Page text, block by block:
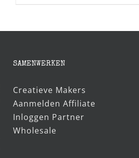
SAMENWERKEN
Creatieve Makers
Aanmelden Affiliate
Inloggen Partner
Wholesale